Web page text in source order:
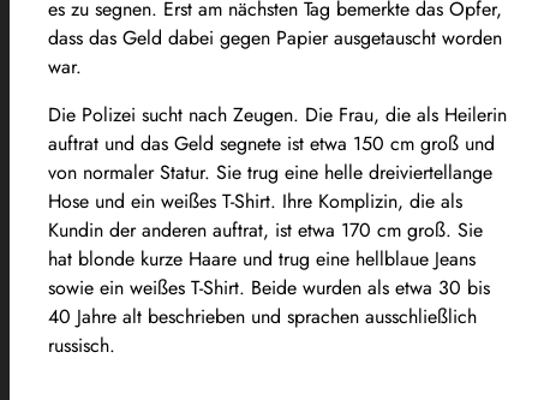
es zu segnen. Erst am nächsten Tag bemerkte das Opfer,
dass das Geld dabei gegen Papier ausgetauscht worden
war.
Die Polizei sucht nach Zeugen. Die Frau, die als Heilerin
auftrat und das Geld segnete ist etwa 150 cm groß und
von normaler Statur. Sie trug eine helle dreiviertellange
Hose und ein weißes T-Shirt. Ihre Komplizin, die als
Kundin der anderen auftrat, ist etwa 170 cm groß. Sie
hat blonde kurze Haare und trug eine hellblaue Jeans
sowie ein weißes T-Shirt. Beide wurden als etwa 30 bis
40 Jahre alt beschrieben und sprachen ausschließlich
russisch.